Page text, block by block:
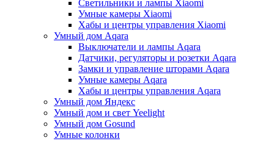
Светильники и лампы Xiaomi
Умные камеры Xiaomi
Хабы и центры управления Xiaomi
Умный дом Aqara
Выключатели и лампы Aqara
Датчики, регуляторы и розетки Aqara
Замки и управление шторами Aqara
Умные камеры Aqara
Хабы и центры управления Aqara
Умный дом Яндекс
Умный дом и свет Yeelight
Умный дом Gosund
Умные колонки